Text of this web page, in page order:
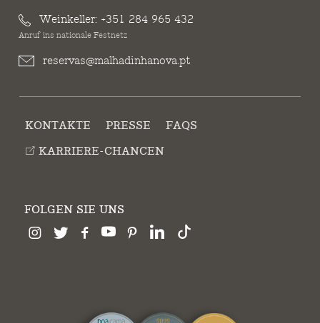
Weinkeller: +351 284 965 432
Anruf ins nationale Festnetz
reservas@malhadinhanova.pt
KONTAKTE PRESSE
FAQS
KARRIERE-CHANCEN
FOLGEN SIE UNS